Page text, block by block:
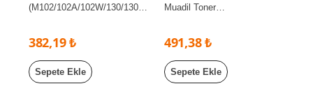
(M102/102A/102W/130/130A/
382,19 ₺
Sepete Ekle
Muadil Toner
491,38 ₺
Sepete Ekle